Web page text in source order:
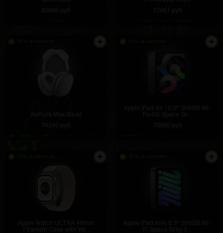
80990 руб
77487 руб
AirPods Max Silver
74240 руб
Apple iPad Air 10.9'' 256GB Wi-
Fi+4G Space Gr...
70990 руб
Apple Watch ULTRA 49mm
Titanium Case with Yel...
Apple iPad mini 8.3" 256GB Wi-
Fi Space Gray 2...